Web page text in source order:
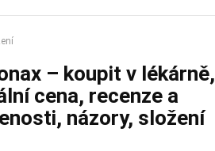
– koupit v lékárně,
cena, recenze a
názory, složení